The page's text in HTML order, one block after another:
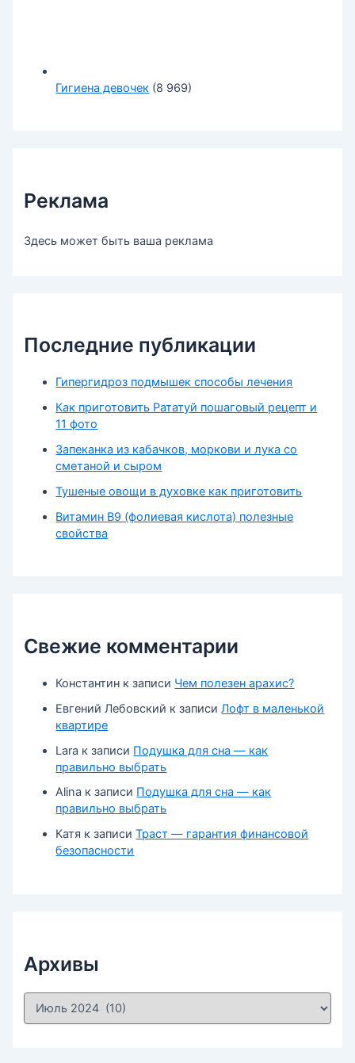
Гигиена девочек (8 969)
Реклама
Здесь может быть ваша реклама
Последние публикации
Гипергидроз подмышек способы лечения
Как приготовить Рататуй пошаговый рецепт и
11 фото
Запеканка из кабачков, моркови и лука со
сметаной и сыром
Тушеные овощи в духовке как приготовить
Витамин В9 (фолиевая кислота) полезные
свойства
Свежие комментарии
Константин к записи Чем полезен арахис?
Евгений Лебовский к записиЛофт в маленькой
квартире
Lara к записи Подушка для сна — как
правильно выбрать
Alina к записи Подушка для сна — как
правильно выбрать
Катя к записиТраст — гарантия финансовой
безопасности
Архивы
А